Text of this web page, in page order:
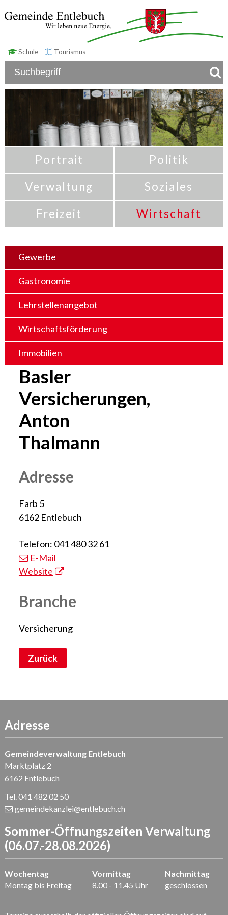
Schule Tourismus
Portrait
Politik
Verwaltung
Soziales
Freizeit
Wirtschaft
Gewerbe
Gastronomie
Lehrstellenangebot
Wirtschaftsförderung
Immobilien
Basler
Versicherungen,
Anton
Thalmann
Adresse
Farb 5
6162 Entlebuch
Telefon: 041 480 32 61
E-Mail
Website
Branche
Versicherung
Zurück
Adresse
Gemeindeverwaltung Entlebuch
Marktplatz 2
6162 Entlebuch
Tel. 041 482 02 50
gemeindekanzlei@entlebuch.ch
Sommer-Öffnungszeiten Verwaltung
(06.07.-28.08.2026)
Wochentag Vormittag
Nachmittag
Montag bis Freitag
8.00 - 11.45 Uhr geschlossen